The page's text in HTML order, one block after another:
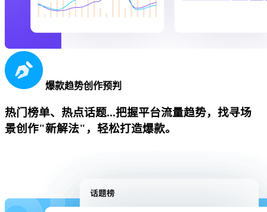
爆款趋势创作预判
热门榜单、热点话题...把握平台流量趋势，找寻场
景创作"新解法"，轻松打造爆款。